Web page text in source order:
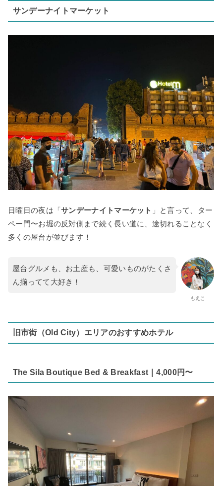
サンデーナイトマーケット
日曜日の夜は「サンデーナイトマーケット 」と言って、ター
ペー門〜お堀の反対側まで続く長い道に、途切れることなく
多くの屋台が並びます！
もえこ
屋台グルメも、お土産も、可愛いものがたくさ
ん揃ってて大好き！
旧市街（Old City）エリアのおすすめホテル
The Sila Boutique Bed & Breakfast｜4,000円〜